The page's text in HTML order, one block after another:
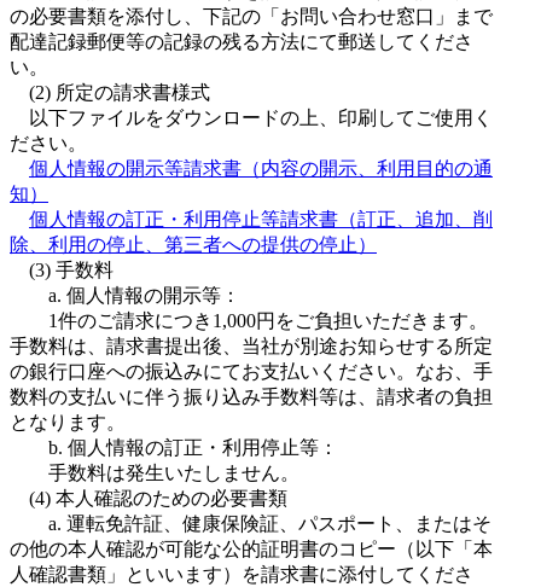
の必要書類を添付し、下記の「お問い合わせ窓口」まで
配達記録郵便等の記録の残る方法にて郵送してくださ
い。
(2) 所定の請求書様式
以下ファイルをダウンロードの上、印刷してご使用く
ださい。
個人情報の開示等請求書（内容の開示、利用目的の通
知）
個人情報の訂正・利用停止等請求書（訂正、追加、削
除、利用の停止、第三者への提供の停止）
(3) 手数料
a. 個人情報の開示等：
1件のご請求につき1,000円をご負担いただきます。
手数料は、請求書提出後、当社が別途お知らせする所定
の銀行口座への振込みにてお支払いください。なお、手
数料の支払いに伴う振り込み手数料等は、請求者の負担
となります。
b. 個人情報の訂正・利用停止等：
手数料は発生いたしません。
(4) 本人確認のための必要書類
a. 運転免許証、健康保険証、パスポート、またはそ
の他の本人確認が可能な公的証明書のコピー（以下「本
人確認書類」といいます）を請求書に添付してくださ